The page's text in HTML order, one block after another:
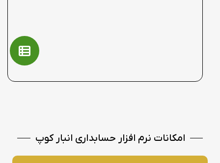
امکانات نرم افزار حسابداری انبار کوپ